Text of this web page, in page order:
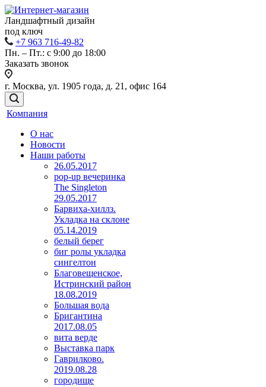
Ландшафтный дизайн
под ключ
+7 963 716-49-82
Пн. – Пт.: с 9:00 до 18:00
Заказать звонок
г. Москва, ул. 1905 года, д. 21, офис 164
Компания
О нас
Новости
Наши работы
26.05.2017
pop-up вечеринка
The Singleton
29.05.2017
Барвиха-хиллз.
Укладка на склоне
05.14.2019
белый берег
биг ролы укладка
сингелтон
Благовещенское,
Истринский район
18.08.2019
Большая вода
Бригантина
2017.08.05
вита верде
Выставка парк
Гаврилково.
2019.08.28
городище